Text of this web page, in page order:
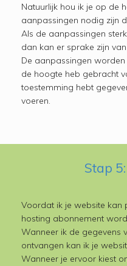
Natuurlijk hou ik je op de
aanpassingen nodig zijn
Als de aanpassingen
dan kan er sprake zijn
De aanpassingen
de hoogte heb gebracht
toestemming hebt
voeren.
Stap
Voordat ik je website kan
hosting abonnement
Wanneer ik de gegevens
ontvangen kan ik je
Wanneer je ervoor kiest